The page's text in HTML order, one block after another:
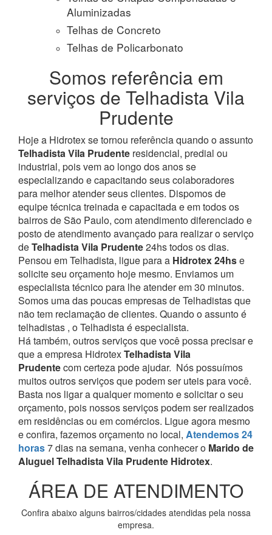
Aluminizadas
Telhas de Concreto
Telhas de Policarbonato
Somos referência em
serviços de Telhadista Vila
Prudente
Hoje a Hidrotex se tornou referência quando o assunto
Telhadista Vila Prudente residencial, predial ou
industrial, pois vem ao longo dos anos se
especializando e capacitando seus colaboradores
para melhor atender seus clientes. Dispomos de
equipe técnica treinada e capacitada e em todos os
bairros de São Paulo, com atendimento diferenciado e
posto de atendimento avançado para realizar o serviço
deTelhadista Vila Prudente24hs todos os dias.
Pensou em Telhadista, ligue para a Hidrotex 24hse
solicite seu orçamento hoje mesmo. Enviamos um
especialista técnico para lhe atender em 30 minutos.
Somos uma das poucas empresas de Telhadistas que
não tem reclamação de clientes. Quando o assunto é
telhadistas , o Telhadista é especialista.
Há também, outros serviços que você possa precisar e
que a empresa HidrotexTelhadista Vila
Prudentecom certeza pode ajudar. Nós possuímos
muitos outros serviços que podem ser uteis para você.
Basta nos ligar a qualquer momento e solicitar o seu
orçamento, pois nossos serviços podem ser realizados
em residências ou em comércios. Ligue agora mesmo
e confira, fazemos orçamento no local, Atendemos 24
horas7 dias na semana, venha conhecer o Marido de
Aluguel Telhadista Vila Prudente Hidrotex.
ÁREA DE ATENDIMENTO
Confira abaixo alguns bairros/cidades atendidas pela nossa
empresa.